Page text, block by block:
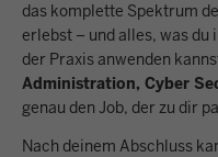
das komplette Spektrum
erlebst – und alles, was
der Praxis anwenden
Administration, Cyber
genau den Job, der zu dir
Nach deinem Abschluss